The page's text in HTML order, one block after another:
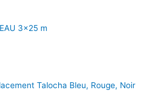
3×25 m